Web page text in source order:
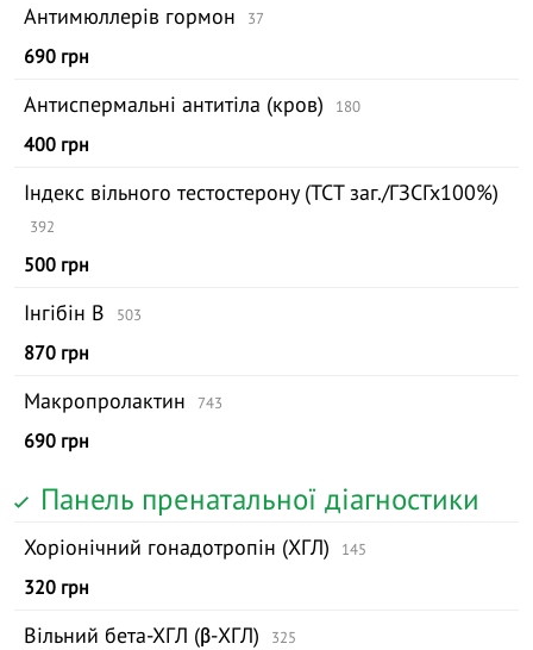
Антимюллерів гормон 37
690 грн
Антиспермальні антитіла (кров) 180
400 грн
Індекс вільного тестостерону (ТСТ заг./ГЗСГх100%)
392
500 грн
Інгібін В 503
870 грн
Макропролактин 743
690 грн
Панель пренатальної діагностики
Хоріонічний гонадотропін (ХГЛ) 145
320 грн
Вільний бета-ХГЛ (β-ХГЛ) 325